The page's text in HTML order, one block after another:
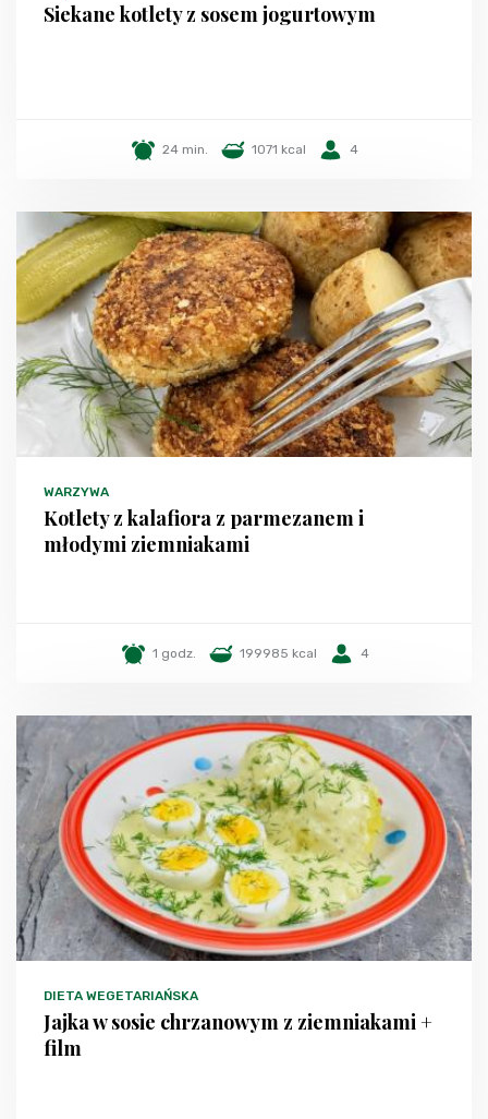
Siekane kotlety z sosem jogurtowym
24 min. 1071 kcal 4
WARZYWA
Kotlety z kalafiora z parmezanem i
młodymi ziemniakami
1 godz. 199985 kcal 4
DIETA WEGETARIAŃSKA
Jajka w sosie chrzanowym z ziemniakami +
film